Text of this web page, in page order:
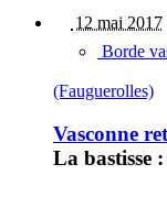
12 mai 2017
Borde
(Fauguerolles)
Vasconne
La bastisse